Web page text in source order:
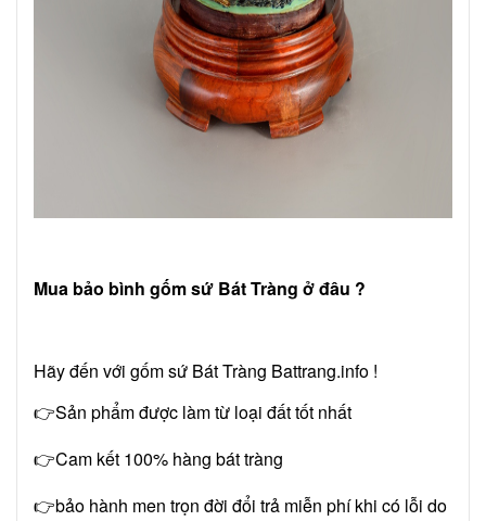
Mua bảo bình gốm sứ Bát Tràng ở đâu ?
Hãy đến với gốm sứ Bát Tràng Battrang.info !
👉Sản phẩm được làm từ loại đất tốt nhất
👉Cam kết 100% hàng bát tràng
👉bảo hành men trọn đời đổi trả miễn phí khi có lỗi do